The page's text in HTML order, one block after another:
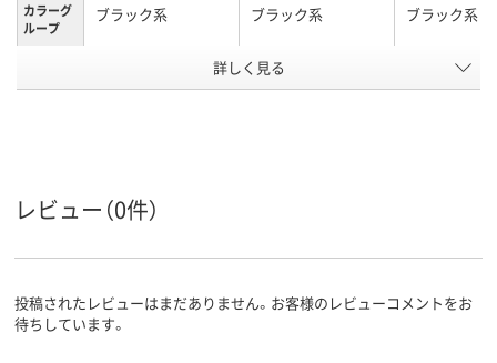
カラーグ
ループ
ブラック系 ブラック系 ブラック系
25
詳しく見る
レビュー（0件）
投稿されたレビューはまだありません。お客様のレビューコメントをお
待ちしています。